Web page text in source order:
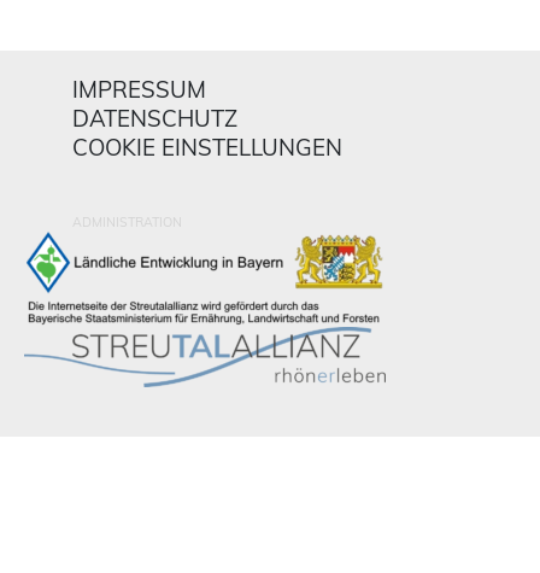
IMPRESSUM
DATENSCHUTZ
COOKIE EINSTELLUNGEN
ADMINISTRATION